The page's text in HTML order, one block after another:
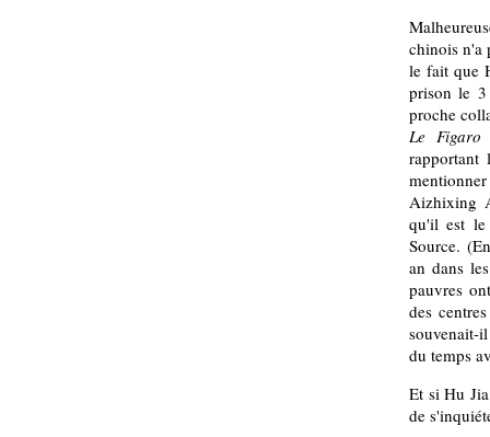
chinois n'a
le fait que
prison le
proche
Le
rapportant
Aizhixing
qu'il est le
Source.
an dans
pauvres
des
souvenait-
du temps
Et si Hu
de